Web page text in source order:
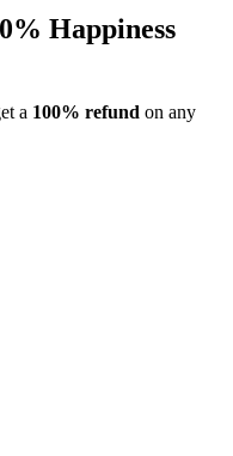
Happiness
a 100% refund on any